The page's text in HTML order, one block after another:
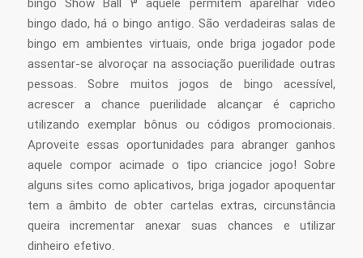
bingo Show Ball 3 aquele permitem aparelhar vídeo
bingo dado, há o bingo antigo. São verdadeiras salas de
bingo em ambientes virtuais, onde briga jogador pode
assentar-se alvoroçar na associação puerilidade outras
pessoas. Sobre muitos jogos de bingo acessível,
acrescer a chance puerilidade alcançar é capricho
utilizando exemplar bônus ou códigos promocionais.
Aproveite essas oportunidades para abranger ganhos
aquele compor acimade o tipo criancice jogo! Sobre
alguns sites como aplicativos, briga jogador apoquentar
tem a âmbito de obter cartelas extras, circunstância
queira incrementar anexar suas chances e utilizar
dinheiro efetivo.